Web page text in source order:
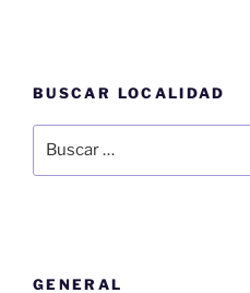
BUSCAR LOCALIDAD
por:
GENERAL